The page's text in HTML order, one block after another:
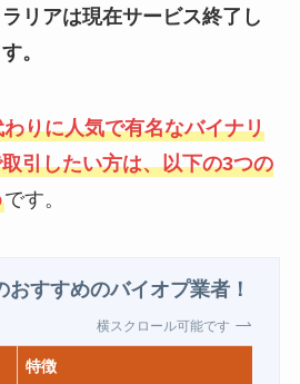
リアは現在サービス終了し
。
りに人気で有名なバイナリ
引したい方は、以下の3つの
です。
おすすめのバイオプ業者！
横スクロール可能です
特徴